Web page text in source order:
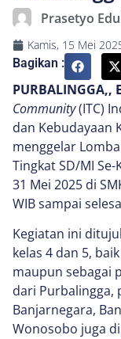
Prasetyo
Kamis, 15 Mei
Bagikan :
PURBALINGGA,,
Community(ITC)
dan Kebudayaan
menggelar
Tingkat SD/MI
31 Mei 2025 di
WIB sampai
Kegiatan ini
kelas 4 dan 5,
maupun sebagai
dari Purbalingga,
Banjarnegara,
Wonosobo juga